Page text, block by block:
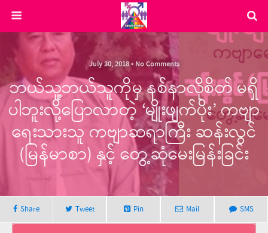
July 30, 2018 • No Comments
ဘယ်သူ့ဘယ်သူကိုမှ နစ်နာလိုစိတ် မရှိ
ပါဘူးလို့ပြောလာတဲ့ ‘မျိုးဖျက်ပိုး’ ကဗျာ
ရေးသားသူ ကဗျာဆရာကြီး ဆန်းလွင်
(မြန်မာစာ) နှင့် တွေ့ဆုံမေးမြန်းခြင်း
Share Tweet Pin Mail SMS